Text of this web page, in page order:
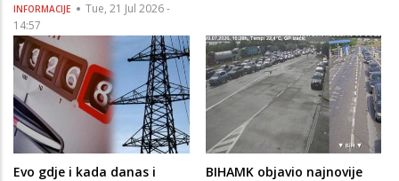
INFORMACIJE
Tue, 21 Jul 2026 -
14:57
Evo gdje i kada danas i
BIHAMK objavio najnovije